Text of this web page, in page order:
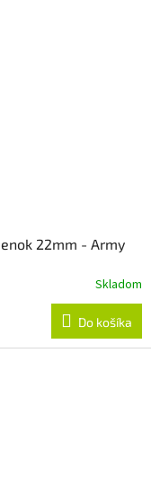
22mm - Army
Skladom
Do košíka